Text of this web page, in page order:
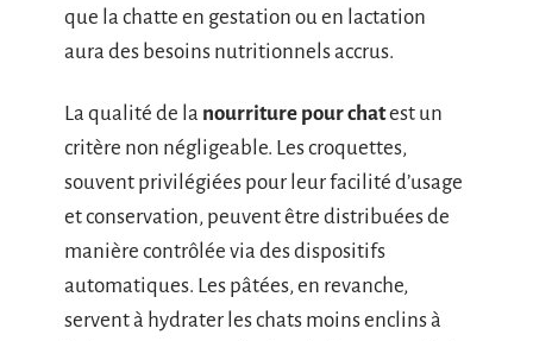
que la chatte en gestation ou en lactation
aura des besoins nutritionnels accrus.
La qualité de la nourriture pour chatest un
critère non négligeable. Les croquettes,
souvent privilégiées pour leur facilité d’usage
et conservation, peuvent être distribuées de
manière contrôlée via des dispositifs
automatiques. Les pâtées, en revanche,
servent à hydrater les chats moins enclins à